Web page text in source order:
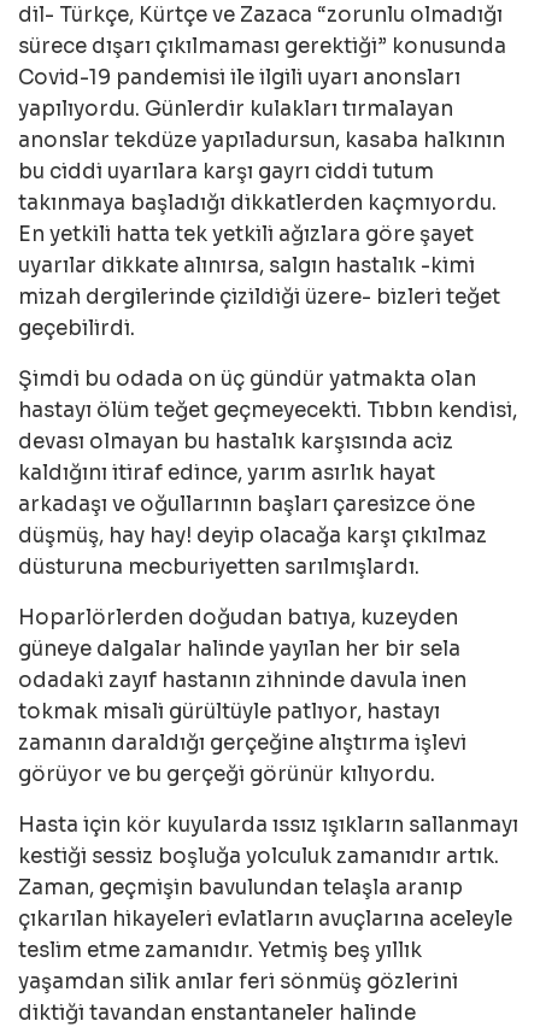
dil- Türkçe, Kürtçe ve Zazaca “zorunlu olmadığı
sürece dışarı çıkılmaması gerektiği” konusunda
Covid-19 pandemisi ile ilgili uyarı anonsları
yapılıyordu. Günlerdir kulakları tırmalayan
anonslar tekdüze yapıladursun, kasaba halkının
bu ciddi uyarılara karşı gayrı ciddi tutum
takınmaya başladığı dikkatlerden kaçmıyordu.
En yetkili hatta tek yetkili ağızlara göre şayet
uyarılar dikkate alınırsa, salgın hastalık -kimi
mizah dergilerinde çizildiği üzere- bizleri teğet
geçebilirdi.
Şimdi bu odada on üç gündür yatmakta olan
hastayı ölüm teğet geçmeyecekti. Tıbbın kendisi,
devası olmayan bu hastalık karşısında aciz
kaldığını itiraf edince, yarım asırlık hayat
arkadaşı ve oğullarının başları çaresizce öne
düşmüş, hay hay! deyip olacağa karşı çıkılmaz
düsturuna mecburiyetten sarılmışlardı.
Hoparlörlerden doğudan batıya, kuzeyden
güneye dalgalar halinde yayılan her bir sela
odadaki zayıf hastanın zihninde davula inen
tokmak misali gürültüyle patlıyor, hastayı
zamanın daraldığı gerçeğine alıştırma işlevi
görüyor ve bu gerçeği görünür kılıyordu.
Hasta için kör kuyularda ıssız ışıkların sallanmayı
kestiği sessiz boşluğa yolculuk zamanıdır artık.
Zaman, geçmişin bavulundan telaşla aranıp
çıkarılan hikayeleri evlatların avuçlarına aceleyle
teslim etme zamanıdır. Yetmiş beş yıllık
yaşamdan silik anılar feri sönmüş gözlerini
diktiği tavandan enstantaneler halinde